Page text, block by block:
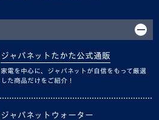
ジャパネットたかた公式通販
家電を中心に、ジャパネットが自信をもって厳選
した商品だけをご紹介！
ジャパネットウォーター